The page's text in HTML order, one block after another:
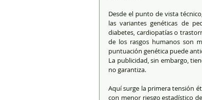
Desde el punto de vista
las variantes genéticas de
diabetes, cardiopatías o
de los rasgos humanos son
puntuación genética puede
La publicidad, sin embargo,
no garantiza.
Aquí surge la primera tensión
con menor riesgo estadístico